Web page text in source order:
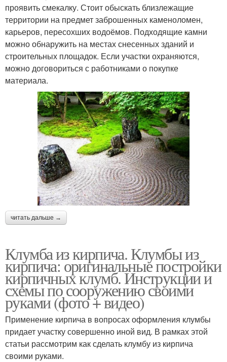
проявить смекалку. Стоит обыскать близлежащие
территории на предмет заброшенных каменоломен,
карьеров, пересохших водоёмов. Подходящие камни
можно обнаружить на местах снесенных зданий и
строительных площадок. Если участки охраняются,
можно договориться с работниками о покупке
материала.
читать дальше →
Клумба из кирпича. Клумбы из
кирпича: оригинальные постройки
кирпичных клумб. Инструкции и
схемы по сооружению своими
руками (фото + видео)
Применение кирпича в вопросах оформления клумбы
придает участку совершенно иной вид. В рамках этой
статьи рассмотрим как сделать клумбу из кирпича
своими руками.